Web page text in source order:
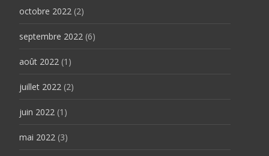
octobre 2022 (2)
septembre 2022 (6)
août 2022 (1)
juillet 2022 (2)
juin 2022 (1)
mai 2022 (3)